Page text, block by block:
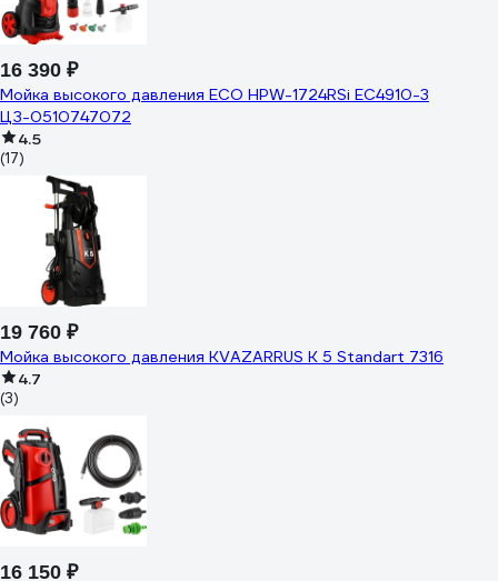
16 390 ₽
Мойка высокого давления ECO HPW-1724RSi EC4910-3
ЦЗ-0510747072
4.5
(17)
19 760 ₽
Мойка высокого давления KVAZARRUS K 5 Standart 7316
4.7
(3)
16 150 ₽